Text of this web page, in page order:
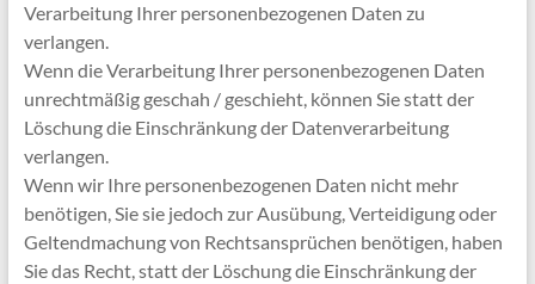
Verarbeitung Ihrer personenbezogenen Daten zu
verlangen.
Wenn die Verarbeitung Ihrer personenbezogenen Daten
unrechtmäßig geschah / geschieht, können Sie statt der
Löschung die Einschränkung der Datenverarbeitung
verlangen.
Wenn wir Ihre personenbezogenen Daten nicht mehr
benötigen, Sie sie jedoch zur Ausübung, Verteidigung oder
Geltendmachung von Rechtsansprüchen benötigen, haben
Sie das Recht, statt der Löschung die Einschränkung der